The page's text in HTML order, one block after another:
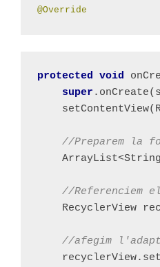
@Override
protected void
super
//Preparem la
//Referenciem
RecyclerView
//afegim